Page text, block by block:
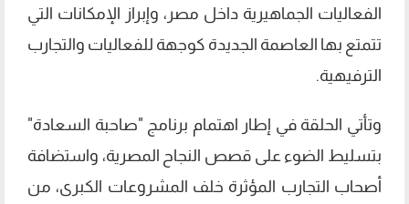
الفعاليات الجماهيرية داخل مصر، وإبراز الإمكانات التي
تتمتع بها العاصمة الجديدة كوجهة للفعاليات والتجارب
الترفيهية.
وتأتي الحلقة في إطار اهتمام برنامج "صاحبة السعادة"
بتسليط الضوء على قصص النجاح المصرية، واستضافة
أصحاب التجارب المؤثرة خلف المشروعات الكبرى، من